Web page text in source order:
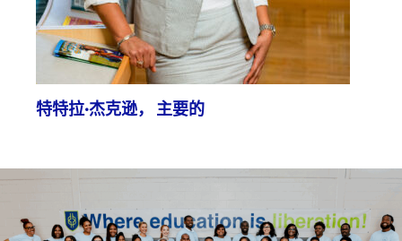
特特拉·杰克逊， 主要的